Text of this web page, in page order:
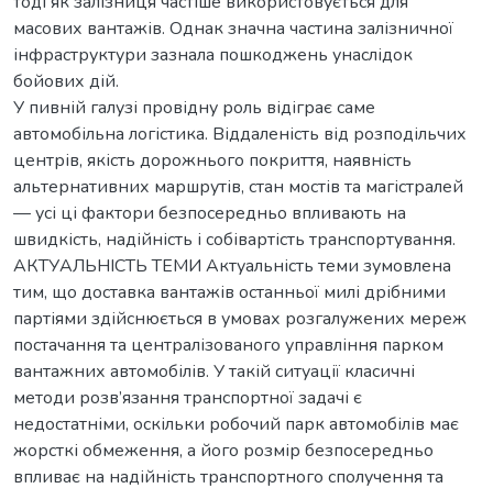
масових вантажів. Однак значна частина залізничної
інфраструктури зазнала пошкоджень унаслідок
бойових дій.
У пивній галузі провідну роль відіграє саме
автомобільна логістика. Віддаленість від розподільчих
центрів, якість дорожнього покриття, наявність
альтернативних маршрутів, стан мостів та магістралей
— усі ці фактори безпосередньо впливають на
швидкість, надійність і собівартість транспортування.
АКТУАЛЬНІСТЬ ТЕМИ Актуальність теми зумовлена
тим, що доставка вантажів останньої милі дрібними
партіями здійснюється в умовах розгалужених мереж
постачання та централізованого управління парком
вантажних автомобілів. У такій ситуації класичні
методи розв’язання транспортної задачі є
недостатніми, оскільки робочий парк автомобілів має
жорсткі обмеження, а його розмір безпосередньо
впливає на надійність транспортного сполучення та